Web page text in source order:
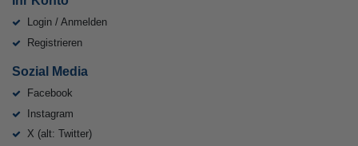
Login / Anmelden
Registrieren
Sozial Media
Facebook
Instagram
X (alt: Twitter)